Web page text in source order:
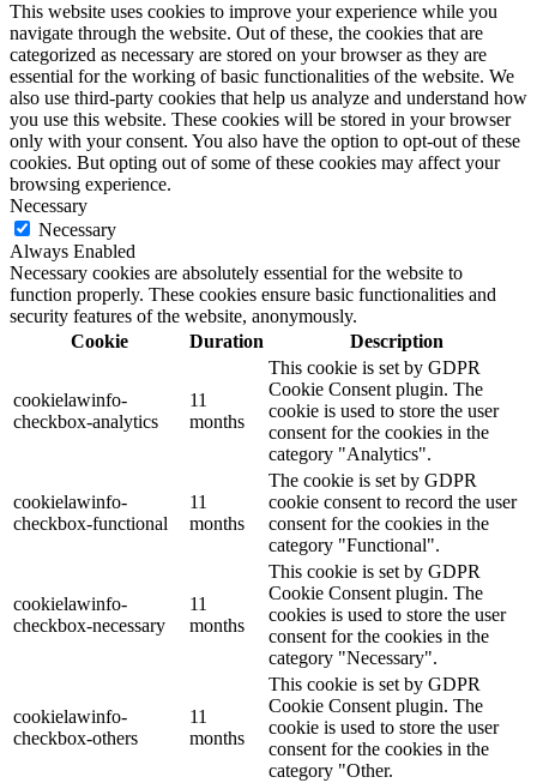
This website uses cookies to improve your experience while you
navigate through the website. Out of these, the cookies that are
categorized as necessary are stored on your browser as they are
essential for the working of basic functionalities of the website. We
also use third-party cookies that help us analyze and understand how
you use this website. These cookies will be stored in your browser
only with your consent. You also have the option to opt-out of these
cookies. But opting out of some of these cookies may affect your
browsing experience.
Necessary
Necessary
Always Enabled
Necessary cookies are absolutely essential for the website to
function properly. These cookies ensure basic functionalities and
security features of the website, anonymously.
Cookie
Duration Description
cookielawinfo-
checkbox-analytics
11
months
This cookie is set by GDPR
Cookie Consent plugin. The
cookie is used to store the user
consent for the cookies in the
category "Analytics".
cookielawinfo-
checkbox-functional
11
months
The cookie is set by GDPR
cookie consent to record the user
consent for the cookies in the
category "Functional".
cookielawinfo-
checkbox-necessary
11
months
This cookie is set by GDPR
Cookie Consent plugin. The
cookies is used to store the user
consent for the cookies in the
category "Necessary".
cookielawinfo-
checkbox-others
11
months
This cookie is set by GDPR
Cookie Consent plugin. The
cookie is used to store the user
consent for the cookies in the
category "Other.